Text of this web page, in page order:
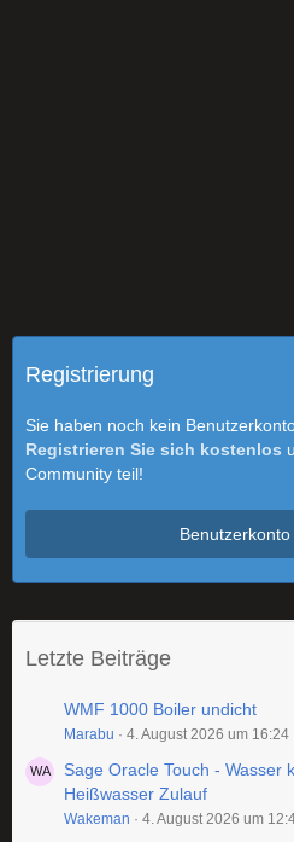
Registrierung
Sie haben noch kein
Registrieren Sie sich kostenlos
Community teil!
Letzte Beiträge
WMF 1000 Boiler undicht
Marabu 4. August 2026 um 16:24
Sage Oracle Touch - Wasser
Heißwasser Zulauf
Wakeman 4. August 2026 um